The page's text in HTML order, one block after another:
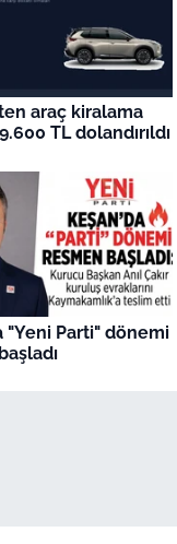
araç kiralama
TL dolandırıldı
"Yeni Parti" dönemi